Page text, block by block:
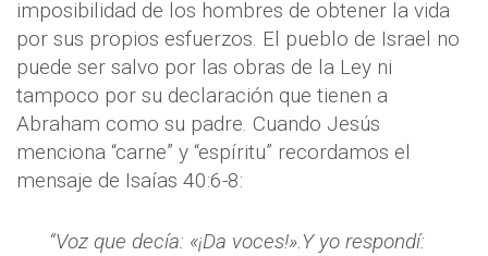
imposibilidad de los hombres de obtener la vida
por sus propios esfuerzos. El pueblo de Israel no
puede ser salvo por las obras de la Ley ni
tampoco por su declaración que tienen a
Abraham como su padre. Cuando Jesús
menciona “carne” y “espíritu” recordamos el
mensaje de Isaías 40:6-8:
“Voz que decía: «¡Da voces!».Y yo respondí: